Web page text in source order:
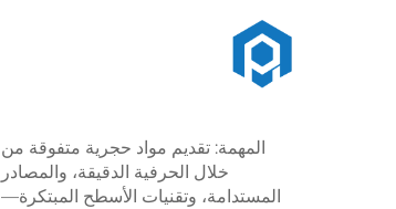
المهمة: تقديم مواد حجرية متفوقة من
خلال الحرفية الدقيقة، والمصادر
المستدامة، وتقنيات الأسطح المبتكرة—